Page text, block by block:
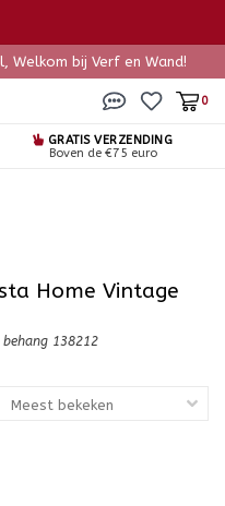
Welkom bij Verf en Wand!
0
GRATIS VERZENDING
Boven de €75 euro
Home Vintage
behang 138212